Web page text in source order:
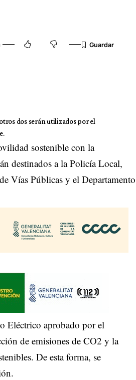
dos serán utilizados por el
sostenible con la
destinados a la Policía Local,
Vías Públicas y el Departamento
Eléctrico aprobado por el
de emisiones de CO2 y la
De esta forma, se